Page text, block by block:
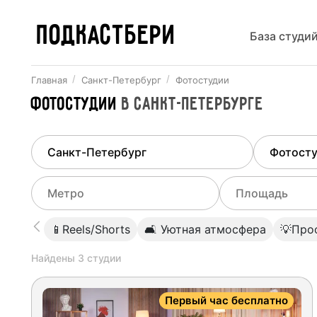
ПОДКАСТБЕРИ База студий
Главная Санкт-Петербург Фотостудии
Фотостудии вСанкт-Петербурге
Найдено
Санкт-Петербург
Выберите город
Не указывать
Все
Выберите метро
Не указывать
Автово(Кировско-Выборгская)
Выберите
📱Reels/Shorts 🛋 Уютная атмосфера
Найдены 3 студии
Первый час бесплатно